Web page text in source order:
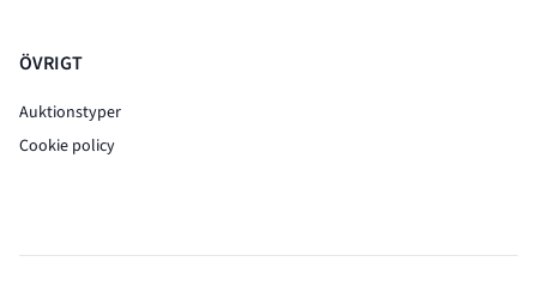
ÖVRIGT
Auktionstyper
Cookie policy